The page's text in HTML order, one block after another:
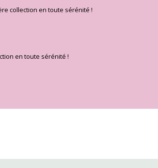
collection en toute sérénité !
en toute sérénité !